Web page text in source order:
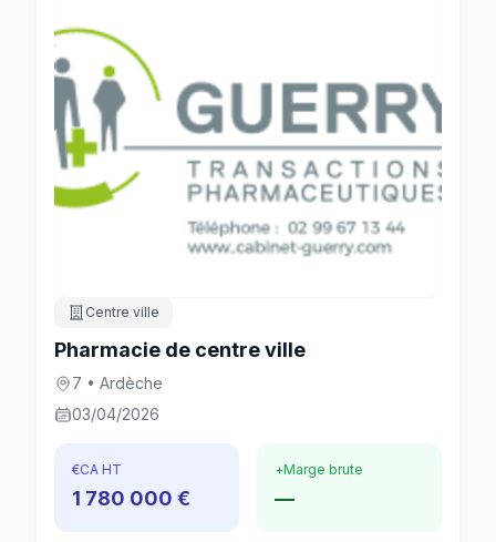
Centre ville
Pharmacie de centre ville
7 • Ardèche
03/04/2026
€CA HT
1 780 000 €
+Marge brute
—